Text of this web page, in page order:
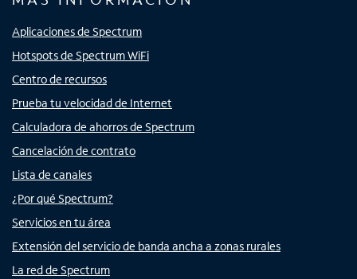
Aplicaciones de Spectrum
Hotspots de Spectrum WiFi
Centro de recursos
Prueba tu velocidad de Internet
Calculadora de ahorros de Spectrum
Cancelación de contrato
Lista de canales
¿Por qué Spectrum?
Servicios en tu área
Extensión del servicio de banda ancha a zonas rurales
La red de Spectrum